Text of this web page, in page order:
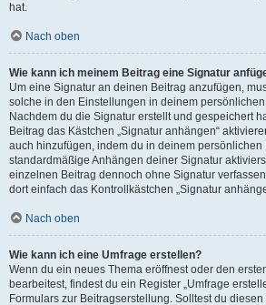
hat.
Nach oben
Wie kann ich meinem Beitrag eine Signatur
Um eine Signatur an deinen Beitrag anzufügen,
solche in den Einstellungen in deinem
Nachdem du die Signatur erstellt und gespeichert
Beitrag das Kästchen „Signatur anhängen“
auch hinzufügen, indem du in deinem persönlichen
standardmäßige Anhängen deiner Signatur
einzelnen Beitrag dennoch ohne Signatur
dort einfach das Kontrollkästchen „Signatur
Nach oben
Wie kann ich eine Umfrage erstellen?
Wenn du ein neues Thema eröffnest oder den
bearbeitest, findest du ein Register „Umfrage
Formulars zur Beitragserstellung. Solltest du